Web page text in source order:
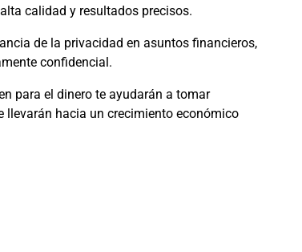
calidad y resultados precisos.
de la privacidad en asuntos financieros,
confidencial.
para el dinero te ayudarán a tomar
hacia un crecimiento económico